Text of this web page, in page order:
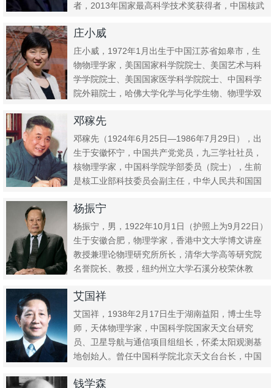
者，2013年国家最高科学技术奖获得者，中国核武
庄小威
庄小威，1972年1月出生于中国江苏省如皋市，生
物物理学家，美国国家科学院院士、美国艺术与科
学学院院士、美国国家医学科学院院士、中国科学
院外籍院士，哈佛大学化学与化学生物、物理学双
邓稼先
邓稼先（1924年6月25日—1986年7月29日），出
生于安徽怀宁，中国共产党党员，九三学社社员，
核物理学家，中国科学院学部委员（院士），生前
是核工业部科技委员会副主任，中华人民共和国国
杨振宁
杨振宁，男，1922年10月1日（护照上为9月22日）
生于安徽合肥，物理学家，香港中文大学博文讲座
教授兼理论物理研究所所长，清华大学高等研究院
名誉院长、教授，纽约州立大学石溪分校荣休教
艾国祥
艾国祥，1938年2月17日生于湖南益阳，博士生导
师，天体物理学家，中国科学院国家天文台研究
员、卫星导航与通信项目组组长，怀柔太阳观测基
地创始人。曾任中国科学院北京天文台台长，中国
钱学森